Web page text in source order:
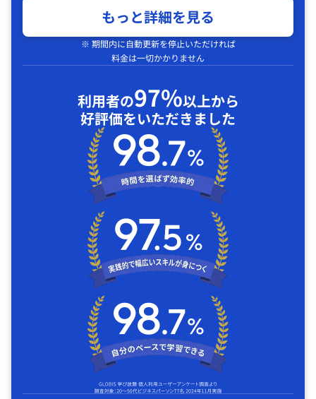
もっと詳細を見る
※ 期間内に自動更新を停止いただければ
料金は一切かかりません
利用者の97%以上から
好評価をいただきました